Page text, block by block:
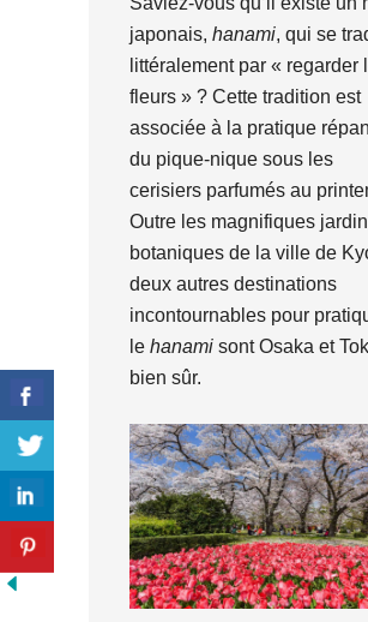
japonais, hanami, qui se
littéralement par « regarder
fleurs » ? Cette tradition est
associée à la pratique
du pique-nique sous les
cerisiers parfumés au
Outre les magnifiques
botaniques de la ville de
deux autres destinations
incontournables pour
le hanami sont Osaka et
bien sûr.